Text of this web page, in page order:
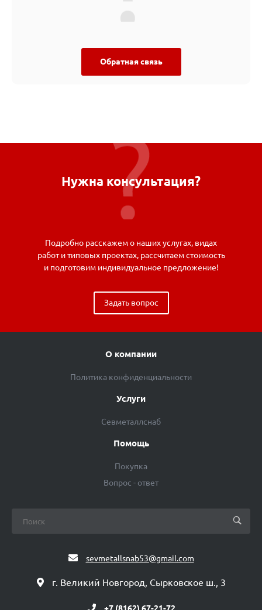
Обратная связь
Нужна консультация?
Подробно расскажем о наших услугах, видах
работ и типовых проектах, рассчитаем стоимость
и подготовим индивидуальное предложение!
Задать вопрос
О компании
Политика конфиденциальности
Услуги
Севметаллснаб
Помощь
Покупка
Вопрос - ответ
sevmetallsnab53@gmail.com
г. Великий Новгород, Сырковское ш., 3